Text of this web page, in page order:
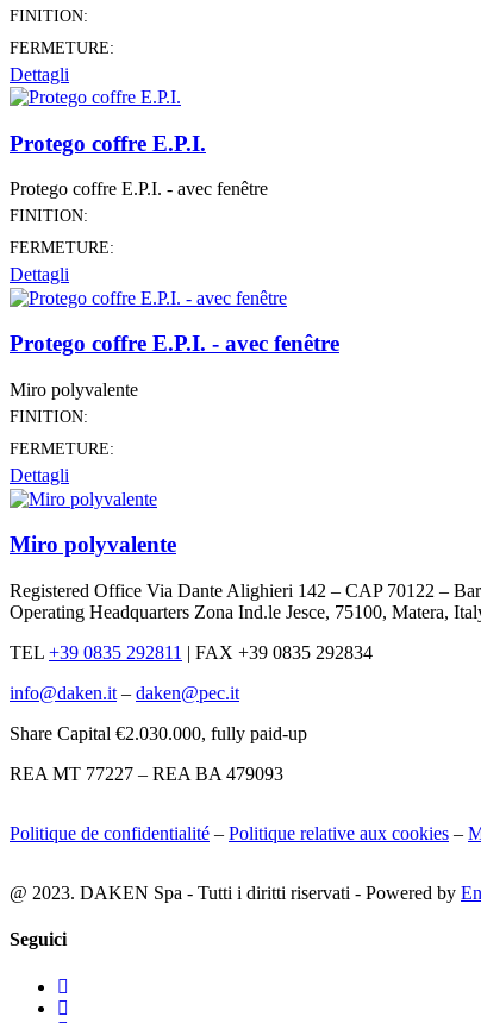
FINITION:
FERMETURE:
Dettagli
Protego coffre E.P.I.
Protego coffre E.P.I. - avec fenêtre
FINITION:
FERMETURE:
Dettagli
Protego coffre E.P.I. - avec fenêtre
Miro polyvalente
FINITION:
FERMETURE:
Dettagli
Miro polyvalente
Registered Office Via Dante Alighieri 142 – CAP 70122 –
Operating Headquarters Zona Ind.le Jesce, 75100, Matera,
TEL +39 0835 292811 | FAX +39 0835 292834
info@daken.it – daken@pec.it
Share Capital €2.030.000, fully paid-up
REA MT 77227 – REA BA 479093
Politique de confidentialité – Politique relative aux cookies –
@ 2023. DAKEN Spa - Tutti i diritti riservati - Powered by
Seguici